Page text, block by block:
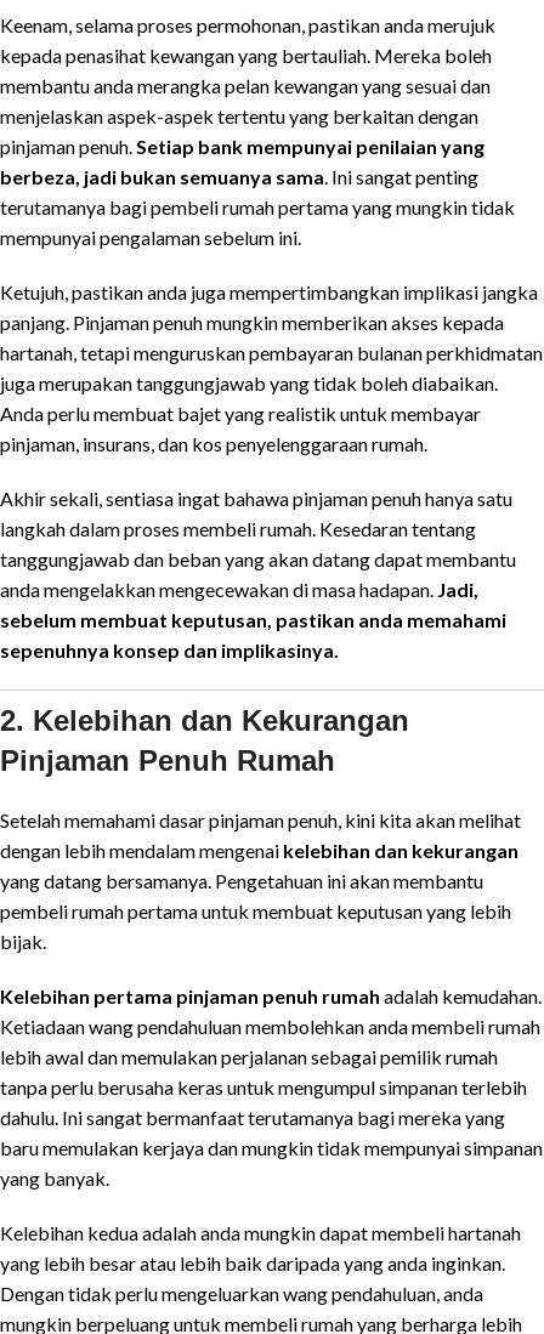
Keenam, selama proses permohonan, pastikan anda merujuk
kepada penasihat kewangan yang bertauliah. Mereka boleh
membantu anda merangka pelan kewangan yang sesuai dan
menjelaskan aspek-aspek tertentu yang berkaitan dengan
pinjaman penuh. Setiap bank mempunyai penilaian yang
berbeza, jadi bukan semuanya sama . Ini sangat penting
terutamanya bagi pembeli rumah pertama yang mungkin tidak
mempunyai pengalaman sebelum ini.
Ketujuh, pastikan anda juga mempertimbangkan implikasi jangka
panjang. Pinjaman penuh mungkin memberikan akses kepada
hartanah, tetapi menguruskan pembayaran bulanan perkhidmatan
juga merupakan tanggungjawab yang tidak boleh diabaikan.
Anda perlu membuat bajet yang realistik untuk membayar
pinjaman, insurans, dan kos penyelenggaraan rumah.
Akhir sekali, sentiasa ingat bahawa pinjaman penuh hanya satu
langkah dalam proses membeli rumah. Kesedaran tentang
tanggungjawab dan beban yang akan datang dapat membantu
anda mengelakkan mengecewakan di masa hadapan. Jadi,
sebelum membuat keputusan, pastikan anda memahami
sepenuhnya konsep dan implikasinya.
2. Kelebihan dan Kekurangan
Pinjaman Penuh Rumah
Setelah memahami dasar pinjaman penuh, kini kita akan melihat
dengan lebih mendalam mengenai kelebihan dan kekurangan
yang datang bersamanya. Pengetahuan ini akan membantu
pembeli rumah pertama untuk membuat keputusan yang lebih
bijak.
Kelebihan pertama pinjaman penuh rumah adalah kemudahan.
Ketiadaan wang pendahuluan membolehkan anda membeli rumah
lebih awal dan memulakan perjalanan sebagai pemilik rumah
tanpa perlu berusaha keras untuk mengumpul simpanan terlebih
dahulu. Ini sangat bermanfaat terutamanya bagi mereka yang
baru memulakan kerjaya dan mungkin tidak mempunyai simpanan
yang banyak.
Kelebihan kedua adalah anda mungkin dapat membeli hartanah
yang lebih besar atau lebih baik daripada yang anda inginkan.
Dengan tidak perlu mengeluarkan wang pendahuluan, anda
mungkin berpeluang untuk membeli rumah yang berharga lebih